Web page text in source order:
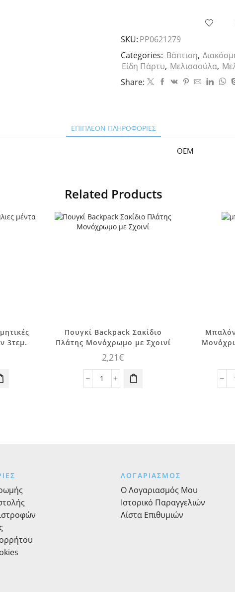
14εκ.
,
τεμ.1
ποσότητα
SKU: PP0621279
Categories: Βάπτιση,
Είδη Πάρτυ, Μελισσούλα,
Share:
ΕΠΙΠΛΈΟΝ ΠΛΗΡΟΦΟΡΊΕΣ
OEM
Related Products
3τεμ.
Πουγκί Backpack Σακίδιο
Πλάτης Μονόχρωμο με Σχοινί
2,21€
Πουγκί
ΛΟΓΑΡΙΑΣΜΟΣ
Ο Λογαριασμός Μου
Ιστορικό Παραγγελιών
Λίστα Επιθυμιών